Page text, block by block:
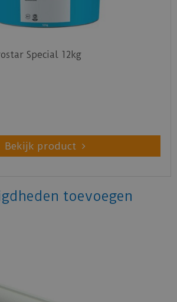
Special 12kg
Bekijk product
toevoegen